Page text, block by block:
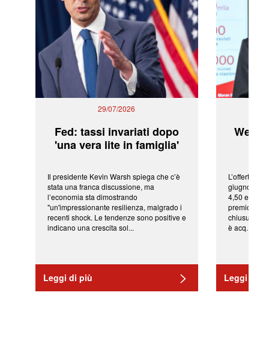
29/07/2026
Fed: tassi invariati dopo
'una vera lite in famiglia'
Il presidente Kevin Warsh spiega che c’è
stata una franca discussione, ma
l’economia sta dimostrando
"un'impressionante resilienza, malgrado i
recenti shock. Le tendenze sono positive e
indicano una crescita sol...
Leggi di più
L’offerta
giugno da
4,50 euro
premio di
chiusura
è acq...
Leggi di